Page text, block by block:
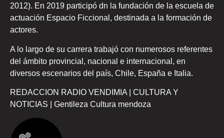
2012). En 2019 participó dn la fundación de la escuela de
actuación Espacio Ficcional, destinada a la formación de
actores.
A lo largo de su carrera trabajó con numerosos referentes
del ámbito provincial, nacional e internacional, en
diversos escenarios del país, Chile, España e Italia.
REDACCION RADIO VENDIMIA | CULTURA Y
NOTICIAS | Gentileza Cultura mendoza